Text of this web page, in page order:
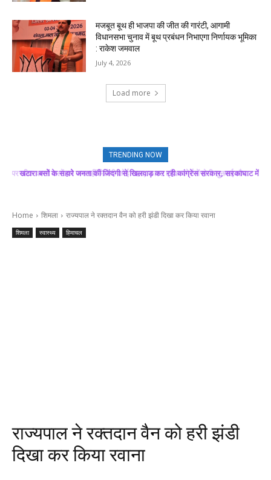
मजबूत बूथ ही भाजपा की जीत की गारंटी, आगामी
विधानसभा चुनाव में बूथ प्रबंधन निभाएगा निर्णायक भूमिका
: राकेश जमवाल
July 4, 2026
Load more